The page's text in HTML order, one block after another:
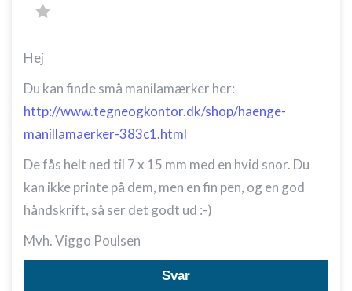
Hej
Du kan finde små manilamærker her:
http://www.tegneogkontor.dk/shop/haenge-
manillamaerker-383c1.html
De fås helt ned til 7 x 15 mm med en hvid snor. Du
kan ikke printe på dem, men en fin pen, og en god
håndskrift, så ser det godt ud :-)
Mvh. Viggo Poulsen
Svar
Måle indholdseffektivitet
Forstå målgrupper gennem statistikker eller
kilder
Bruge begrænsede oplysninger til at vælge
indhold
IAB Special Features:
Bruge præcise geografiske
placeringsoplysninger